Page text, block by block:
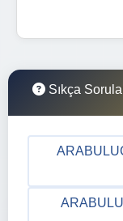
Sıkça